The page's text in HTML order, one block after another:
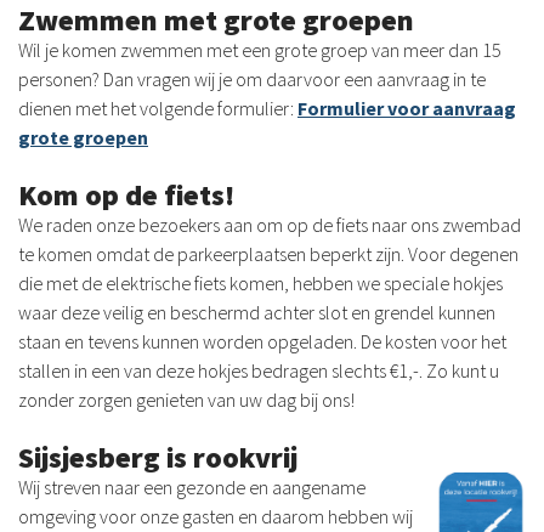
Zwemmen met grote groepen
Wil je komen zwemmen met een grote groep van meer dan 15
personen? Dan vragen wij je om daarvoor een aanvraag in te
dienen met het volgende formulier: Formulier voor aanvraag
grote groepen
Kom op de fiets!
We raden onze bezoekers aan om op de fiets naar ons zwembad
te komen omdat de parkeerplaatsen beperkt zijn. Voor degenen
die met de elektrische fiets komen, hebben we speciale hokjes
waar deze veilig en beschermd achter slot en grendel kunnen
staan en tevens kunnen worden opgeladen. De kosten voor het
stallen in een van deze hokjes bedragen slechts €1,-. Zo kunt u
zonder zorgen genieten van uw dag bij ons!
Sijsjesberg is rookvrij
Wij streven naar een gezonde en aangename
omgeving voor onze gasten en daarom hebben wij